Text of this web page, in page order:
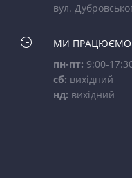
вул.

МИ ПРАЦЮЄМО
пн-пт: 9:00-
сб: вихідний
нд: вихідний